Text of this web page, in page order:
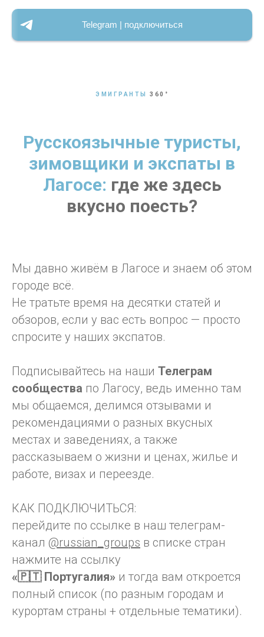
Telegram | подключиться
ЭМИГРАНТЫ 360 °
Русскоязычные туристы,
зимовщики и экспаты в
Лагосе: где же здесь
вкусно поесть?
Мы давно живём в Лагосе и знаем об этом
городе всё.
Не тратьте время на десятки статей и
обзоров, если у вас есть вопрос — просто
спросите у наших экспатов.
Подписывайтесь на наши Телеграм
сообщества по Лагосу, ведь именно там
мы общаемся, делимся отзывами и
рекомендациями о разных вкусных
местах и заведениях, а также
рассказываем о жизни и ценах, жилье и
работе, визах и переезде.
КАК ПОДКЛЮЧИТЬСЯ:
перейдите по ссылке в наш телеграм-
канал @russian_groups в списке стран
нажмите на ссылку
«🇵🇹 Португалия» и тогда вам откроется
полный список (по разным городам и
курортам страны + отдельные тематики).